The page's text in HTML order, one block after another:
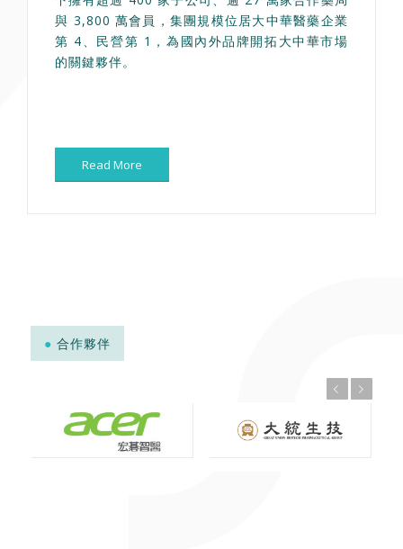
與 3,800 萬會員，集團規模位居大中華醫藥企業
第 4、民營第 1，為國內外品牌開拓大中華市場
的關鍵夥伴。
Read More
● 合作夥伴